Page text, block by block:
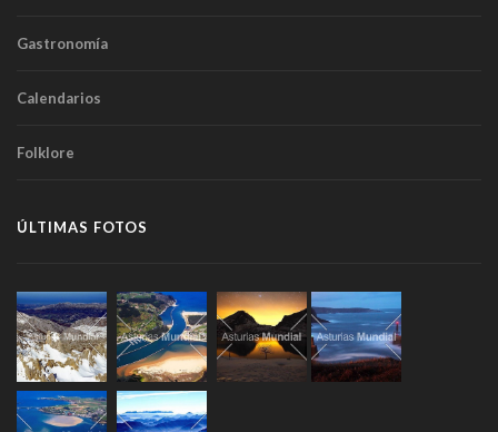
Gastronomía
Calendarios
Folklore
ÚLTIMAS FOTOS